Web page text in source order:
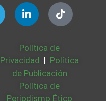
Política de
Privacidad | Política
de Publicación
Política de
Periodismo Ético